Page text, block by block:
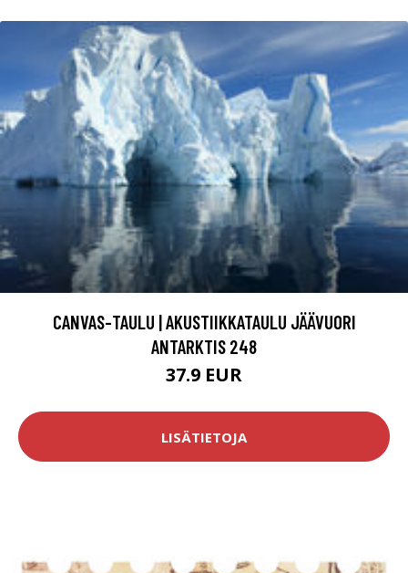
CANVAS-TAULU | AKUSTIIKKATAULU JÄÄVUORI
ANTARKTIS 248
37.9 EUR
LISÄTIETOJA